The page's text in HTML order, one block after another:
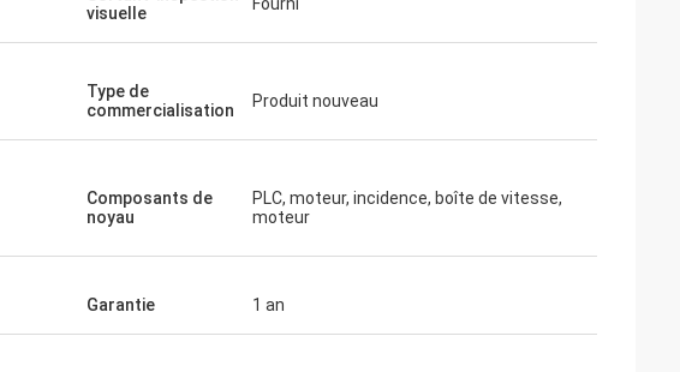
visuelle
Type de
commercialisation
Produit nouveau
Composants de
noyau
PLC, moteur, incidence, boîte de vitesse,
moteur
Garantie 1 an